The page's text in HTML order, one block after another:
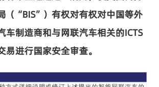
（“BIS”）有权对有权对中国等外
车制造商和与网联汽车相关的ICTS
易进行国家安全审查。